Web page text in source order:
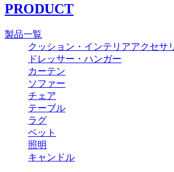
PRODUCT
製品一覧
クッション・インテリアアクセサ
ドレッサー・ハンガー
カーテン
ソファー
チェア
テーブル
ラグ
ベット
照明
キャンドル